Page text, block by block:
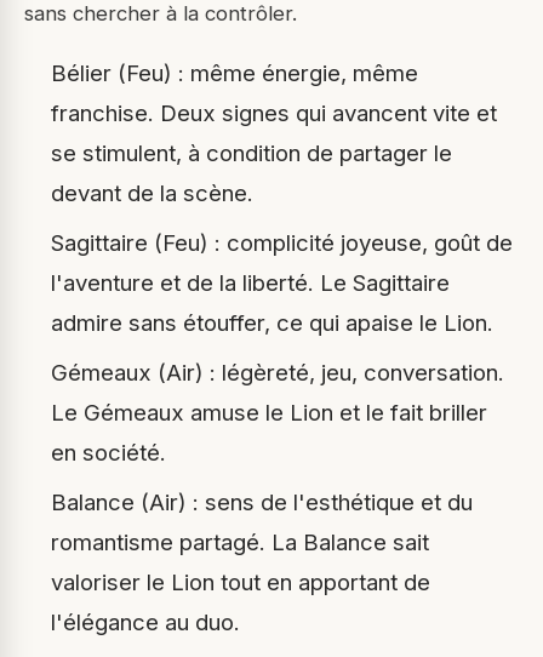
sans chercher à la contrôler.
Bélier (Feu) : même énergie, même
franchise. Deux signes qui avancent vite et
se stimulent, à condition de partager le
devant de la scène.
Sagittaire (Feu) : complicité joyeuse, goût de
l'aventure et de la liberté. Le Sagittaire
admire sans étouffer, ce qui apaise le Lion.
Gémeaux (Air) : légèreté, jeu, conversation.
Le Gémeaux amuse le Lion et le fait briller
en société.
Balance (Air) : sens de l'esthétique et du
romantisme partagé. La Balance sait
valoriser le Lion tout en apportant de
l'élégance au duo.